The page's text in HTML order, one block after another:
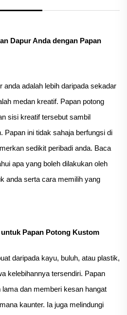
Dapur Anda dengan Papan
anda adalah lebih daripada sekadar
medan kreatif. Papan potong
sisi kreatif tersebut sambil
Papan ini tidak sahaja berfungsi di
sedikit peribadi anda. Baca
apa yang boleh dilakukan oleh
anda serta cara memilih yang
Papan Potong Kustom
daripada kayu, buluh, atau plastik,
kelebihannya tersendiri. Papan
dan memberi kesan hangat
kaunter. Ia juga melindungi